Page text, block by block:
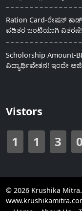
Ration Card-ರೇಷನ್
ಪಡಿತರ ಜಂಟಿಯಾಗಿ ವಿತರಣೆ!
Scholorship Amount-
ವಿದ್ಯಾರ್ಥಿವೇತನ! ಇಂದೇ
Vistors
1 1 3 0
© 2026 Krushika